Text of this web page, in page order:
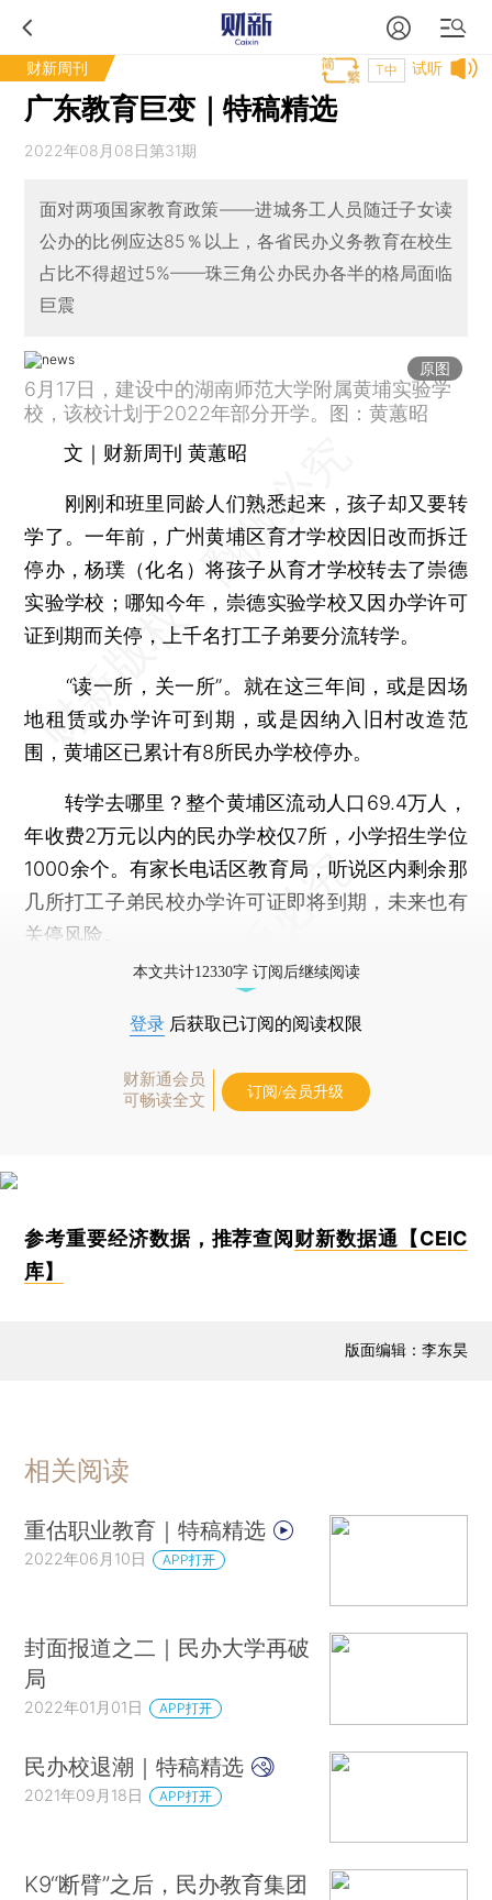
财新周刊 试听
T中
广东教育巨变｜特稿精选
2022年08月08日第31期
面对两项国家教育政策——进城务工人员随迁子女读
公办的比例应达85％以上，各省民办义务教育在校生
占比不得超过5%——珠三角公办民办各半的格局面临
巨震
原图
6月17日，建设中的湖南师范大学附属黄埔实验学
校，该校计划于2022年部分开学。图：黄蕙昭
文｜财新周刊 黄蕙昭
刚刚和班里同龄人们熟悉起来，孩子却又要转
学了。一年前，广州黄埔区育才学校因旧改而拆迁
停办，杨璞（化名）将孩子从育才学校转去了崇德
实验学校；哪知今年，崇德实验学校又因办学许可
证到期而关停，上千名打工子弟要分流转学。
“读一所，关一所”。就在这三年间，或是因场
地租赁或办学许可到期，或是因纳入旧村改造范
围，黄埔区已累计有8所民办学校停办。
转学去哪里？整个黄埔区流动人口69.4万人，
年收费2万元以内的民办学校仅7所，小学招生学位
1000余个。有家长电话区教育局，听说区内剩余那
几所打工子弟民校办学许可证即将到期，未来也有
关停风险。
本文共计12330字 订阅后继续阅读
登录 后获取已订阅的阅读权限
财新通会员
可畅读全文
订阅/会员升级
参考重要经济数据，推荐查阅 财新数据通【CEIC
库】
版面编辑：李东昊
相关阅读
重估职业教育｜特稿精选
2022年06月10日 APP打开
封面报道之二｜民办大学再破
局
2022年01月01日 APP打开
民办校退潮｜特稿精选
2021年09月18日 APP打开
K9“断臂”之后，民办教育集团